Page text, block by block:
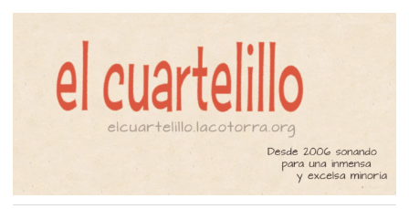
El Cuartelillo
Programa de radio de música
independiente. Podcast